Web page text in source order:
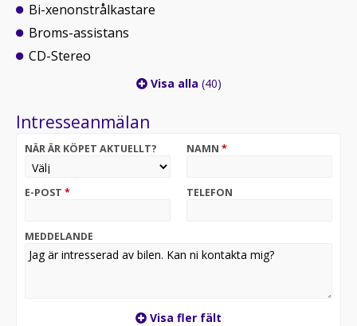
Bi-xenonstrålkastare
Broms-assistans
CD-Stereo
Visa alla (40)
Intresseanmälan
NÄR ÄR KÖPET AKTUELLT? NAMN *
E-POST * TELEFON
MEDDELANDE
Visa fler fält